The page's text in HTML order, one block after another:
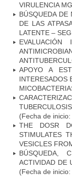
VIRULENCIA
BÚSQUEDA DE
DE LAS
LATENTE –
APOYO A
INTERESADOS
(Fecha de
THE DOSR
STIMULATES
VESICLES
BÚSQUEDA,
ACTIVIDAD DE
(Fecha de